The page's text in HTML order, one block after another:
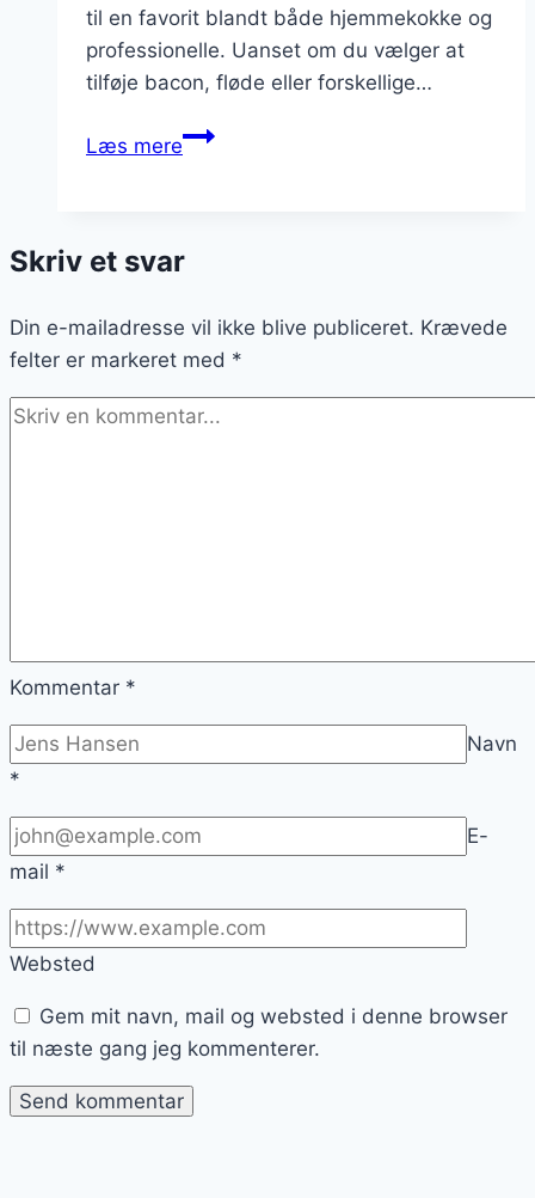
til en favorit blandt både hjemmekokke og
professionelle. Uanset om du vælger at
tilføje bacon, fløde eller forskellige…
Læs merePorretærte
på
Skriv et svar
Din e-mailadresse vil ikke blive publiceret. Krævede
felter er markeret med *
Kommentar *
Navn
*
E-
mail *
Websted
Gem mit navn, mail og websted i denne browser
til næste gang jeg kommenterer.